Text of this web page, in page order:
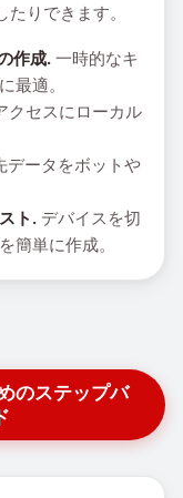
りできます。
作成.一時的なキ
最適。
セスにローカル
データをボットや
ト. デバイスを切
簡単に作成。
のステップバ